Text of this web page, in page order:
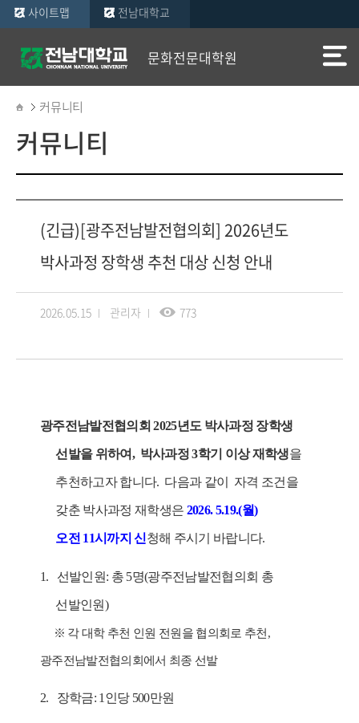
사이트맵 전남대학교
문화전문대학원
커뮤니티
커뮤니티
(긴급)[광주전남발전협의회] 2026년도
박사과정 장학생 추천 대상 신청 안내
2026.05.15 관리자 773
광주전남발전협의회2025년도 박사과정 장학생
선발을 위하여, 박사과정 3학기 이상 재학생을
추천하고자 합니다. 다음과 같이 자격 조건을
갖춘 박사과정 재학생은 2026. 5.19.(월)
오전 11시까지신청해 주시기 바랍니다.
1. 선발인원: 총 5명(광주전남발전협의회 총
선발인원)
※ 각 대학 추천 인원 전원을 협의회로 추천 ,
광주전남발전협의회에서 최종 선발
2. 장학금: 1인당 500만원